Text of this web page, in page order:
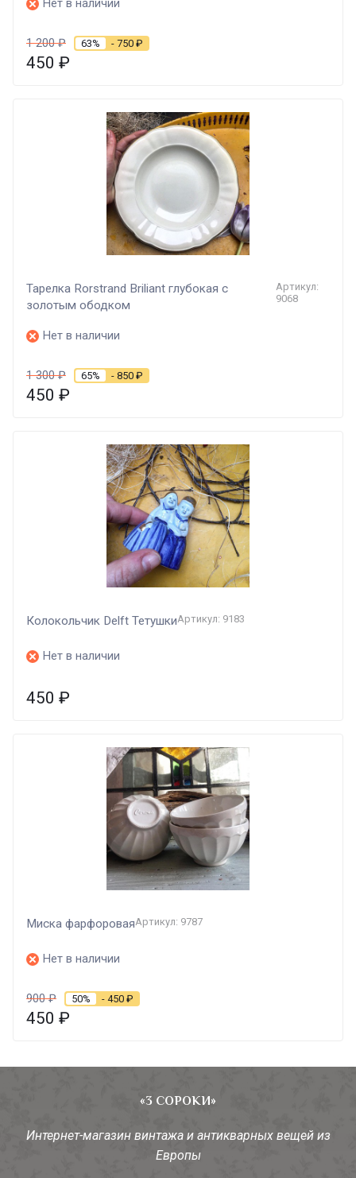
Нет в наличии
1 200₽ 63% - 750 ₽
450 ₽
Тарелка Rorstrand Briliant глубокая с
золотым ободком
Артикул:
9068
Нет в наличии
1 300₽ 65% - 850 ₽
450 ₽
Колокольчик Delft ТетушкиАртикул: 9183
Нет в наличии
450 ₽
Миска фарфороваяАртикул: 9787
Нет в наличии
900₽ 50% - 450 ₽
450 ₽
«3 СОРОКИ»
Интернет-магазин винтажа и антикварных вещей из
Европы